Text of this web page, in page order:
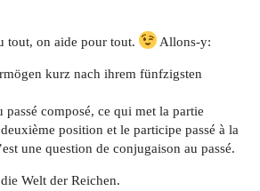
tout, on aide pour tout. Allons-y:
kurz nach ihrem fünfzigsten
passé composé, ce qui met la partie
position et le participe passé à la
une question de conjugaison au passé.
Welt der Reichen.